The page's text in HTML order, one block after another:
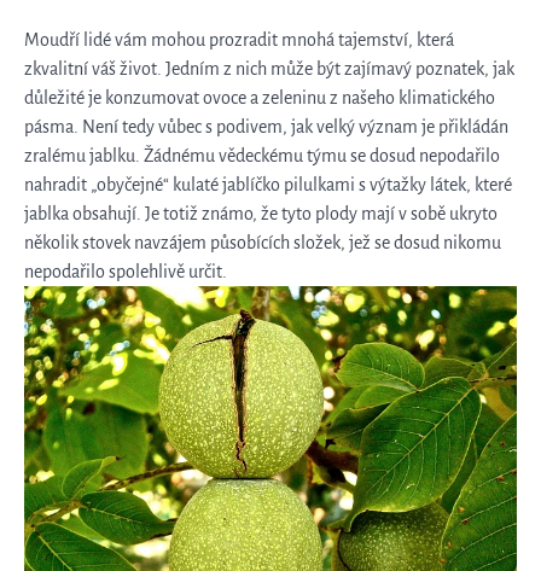
Moudří lidé vám mohou prozradit mnohá tajemství, která
zkvalitní váš život. Jedním z nich může být zajímavý poznatek, jak
důležité je konzumovat ovoce a zeleninu z našeho klimatického
pásma. Není tedy vůbec s podivem, jak velký význam je přikládán
zralému jablku. Žádnému vědeckému týmu se dosud nepodařilo
nahradit „obyčejné“ kulaté jablíčko pilulkami s výtažky látek, které
jablka obsahují. Je totiž známo, že tyto plody mají v sobě ukryto
několik stovek navzájem působících složek, jež se dosud nikomu
nepodařilo spolehlivě určit.